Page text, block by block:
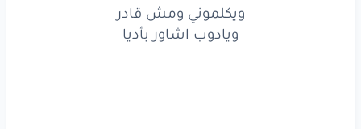
وهماقاعدين حواليا
ويكلمونيومشقادر
ويكلموني ومش قادر
ويادوب اشاور بأديا